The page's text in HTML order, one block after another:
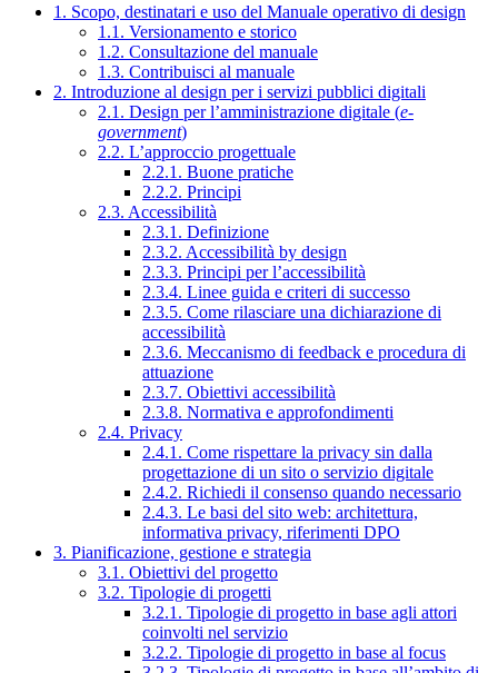
1. Scopo, destinatari e uso del Manuale operativo di design
1.1. Versionamento e storico
1.2. Consultazione del manuale
1.3. Contribuisci al manuale
2. Introduzione al design per i servizi pubblici digitali
2.1. Design per l’amministrazione digitale (e-
government)
2.2. L’approccio progettuale
2.2.1. Buone pratiche
2.2.2. Principi
2.3. Accessibilità
2.3.1. Definizione
2.3.2. Accessibilità by design
2.3.3. Principi per l’accessibilità
2.3.4. Linee guida e criteri di successo
2.3.5. Come rilasciare una dichiarazione di
accessibilità
2.3.6. Meccanismo di feedback e procedura di
attuazione
2.3.7. Obiettivi accessibilità
2.3.8. Normativa e approfondimenti
2.4. Privacy
2.4.1. Come rispettare la privacy sin dalla
progettazione di un sito o servizio digitale
2.4.2. Richiedi il consenso quando necessario
2.4.3. Le basi del sito web: architettura,
informativa privacy, riferimenti DPO
3. Pianificazione, gestione e strategia
3.1. Obiettivi del progetto
3.2. Tipologie di progetti
3.2.1. Tipologie di progetto in base agli attori
coinvolti nel servizio
3.2.2. Tipologie di progetto in base al focus